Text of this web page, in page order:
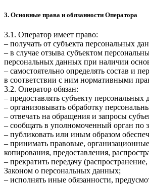
3. Основные права и обязанности Оператора
3.1. Оператор имеет право:
– получать от субъекта персональных
– в случае отзыва субъектом
персональных данных при наличии
– самостоятельно определять состав и
в соответствии с ним нормативными
3.2. Оператор обязан:
– предоставлять субъекту
– организовывать обработку
– отвечать на обращения и запросы
– сообщать в уполномоченный орган по
– публиковать или иным образом
– принимать правовые,
копирования, предоставления,
– прекратить передачу
Законом о персональных данных;
– исполнять иные обязанности,